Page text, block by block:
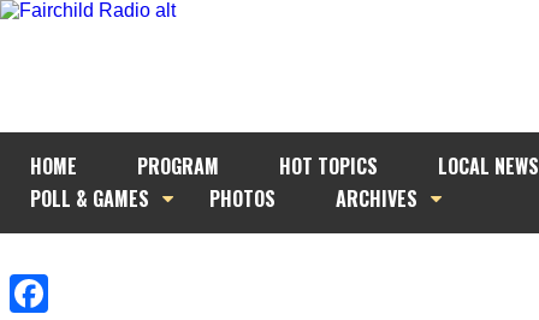
HOME PROGRAM HOT TOPICS
LOCAL NEWS
POLL & GAMES
PHOTOS ARCHIVES